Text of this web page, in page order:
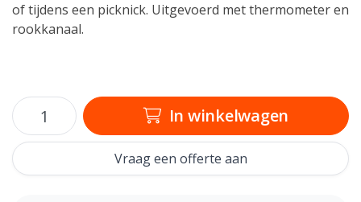
of tijdens een picknick. Uitgevoerd met thermometer en
rookkanaal.
In winkelwagen
Vraag een offerte aan